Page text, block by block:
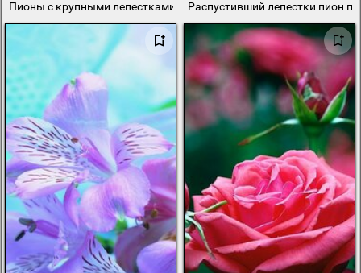
Пионы с крупными лепестками на темном фонеРаспустивший лепестки пион